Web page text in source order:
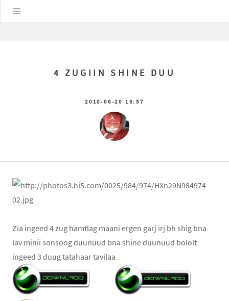
4 ZUGIIN SHINE DUU
2010-06-20 13:57
Zia ingeed 4 zug hamtlag maani ergen garj irj bh shig bna
lav minii sonsoog duunuud bna shine duunuud bololt
ingeed 3 duug tatahaar tavilaa .